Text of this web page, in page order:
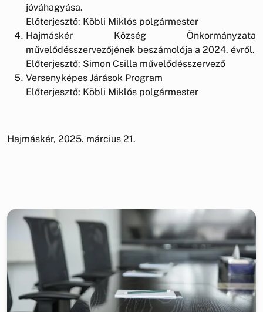
jóváhagyása.
Előterjesztő: Köbli Miklós polgármester
Hajmáskér Község Önkormányzata
művelődésszervezőjének beszámolója a 2024. évről.
Előterjesztő: Simon Csilla művelődésszervező
Versenyképes Járások Program
Előterjesztő: Köbli Miklós polgármester
Hajmáskér, 2025. március 21.